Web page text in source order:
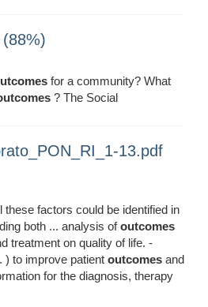
for a community? What
? The Social
13.pdf
these factors could be identified in
both ... analysis ofoutcomes
treatment on quality of life. -
) to improve patient outcomes and
for the diagnosis, therapy